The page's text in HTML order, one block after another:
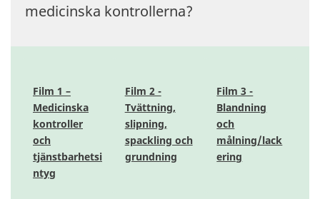
medicinska kontrollerna?
Film 1 –
Medicinska
kontroller
och
tjänstbarhetsi
ntyg
Film 2 -
Tvättning,
slipning,
spackling och
grundning
Film 3 -
Blandning
och
målning/lack
ering